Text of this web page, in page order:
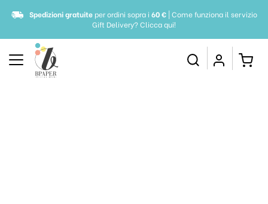
Spedizioni gratuiteper ordini sopra i 60 €| Come funziona il servizio
Gift Delivery?Clicca qui!